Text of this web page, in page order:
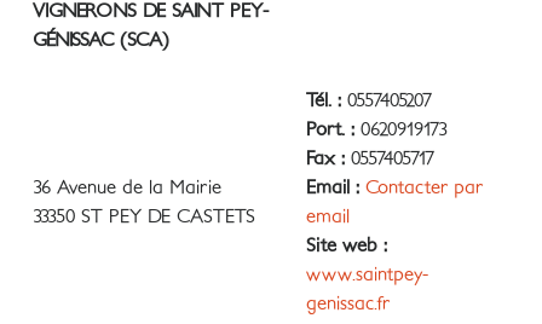
VIGNERONS DE SAINT PEY-
GÉNISSAC (SCA)
36 Avenue de la Mairie
33350 ST PEY DE CASTETS
Tél. : 0557405207
Port. : 0620919173
Fax : 0557405717
Email : Contacter par
email
Site web :
www.saintpey-
genissac.fr